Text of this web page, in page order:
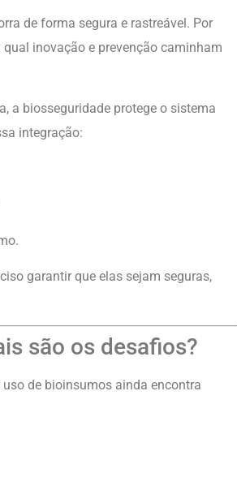
de forma segura e rastreável. Por
inovação e prevenção caminham
a biosseguridade protege o sistema
integração:
garantir que elas sejam seguras,
são os desafios?
de bioinsumos ainda encontra